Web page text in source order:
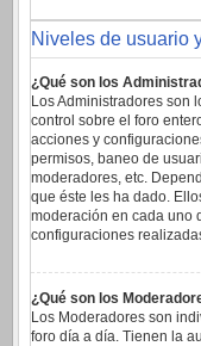
Niveles de usuario
¿Qué son los
Los Administradores son
control sobre el foro
acciones y
permisos, baneo de
moderadores, etc.
que éste les ha dado.
moderación en cada uno
configuraciones
¿Qué son los
Los Moderadores son
foro día a día. Tienen la